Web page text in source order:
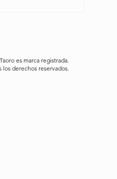
es marca registrada.
los derechos reservados.